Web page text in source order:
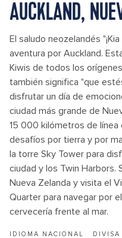
AUCKLAND,
El saludo neozelandés
aventura por Auckland.
Kiwis de todos los
también significa "que
disfrutar un día de
ciudad más grande de
15 000 kilómetros de
desafíos por tierra y por
la torre Sky Tower para
ciudad y los Twin Harbors.
Nueva Zelanda y visita el
Quarter para navegar por
cervecería frente al mar.
IDIOMA NACIONAL DIVISA